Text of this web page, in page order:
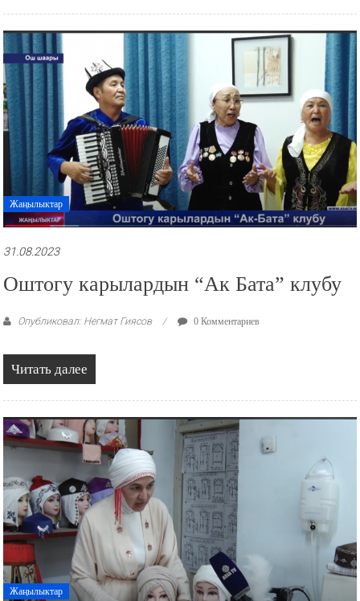
Жаңылыктар
31.08.2023
Оштогу карылардын “Ак Бата” клубу
Опубликовал: Негмат Гиясов 0 Комментариев
Читать далее
Жаңылыктар